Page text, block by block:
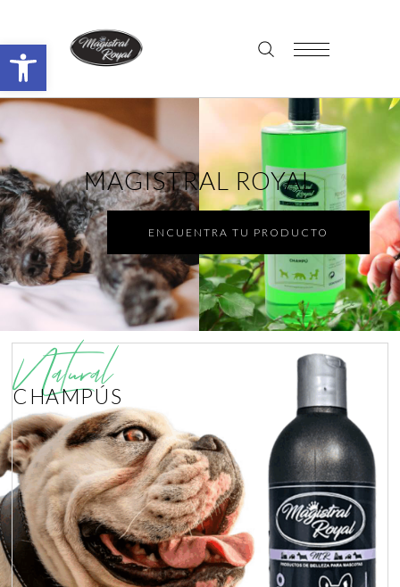
Abrir barra de herramientas
MAGISTRAL ROYAL
ENCUENTRA TU PRODUCTO
Natural
CHAMPÚS